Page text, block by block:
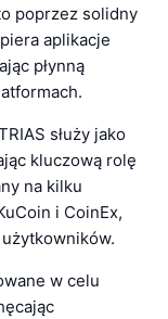
poprzez solidny
aplikacje
płynną
służy jako
kluczową rolę
na kilku
i CoinEx,
w celu